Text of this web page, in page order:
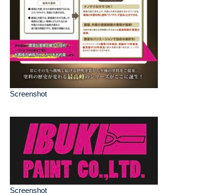
Screenshot
Screenshot